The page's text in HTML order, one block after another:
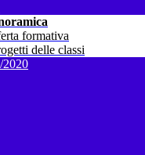
formativa
delle classi
2020